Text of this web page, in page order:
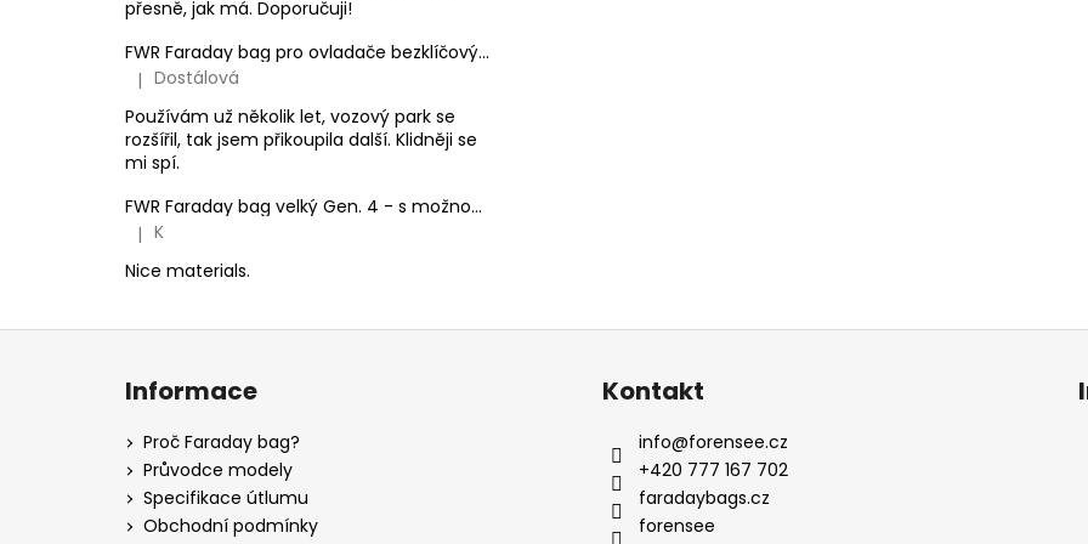
přesně, jak má. Doporučuji!
FWR Faraday bag pro ovladače bezklíčových systémů vozidel
Hodnocení produktu je 5 z 5 hvězdiček.
| Dostálová
Používám už několik let, vozový park se
rozšířil, tak jsem přikoupila další. Klidněji se
mi spí.
FWR Faraday bag velký Gen. 4 - s možností zaplombování
Hodnocení produktu je 5 z 5 hvězdiček.
| K
Nice materials.
Informace
Proč Faraday bag?
Průvodce modely
Specifikace útlumu
Obchodní podmínky
Kontakt
info@forensee.cz
+420 777 167 702
faradaybags.cz
forensee